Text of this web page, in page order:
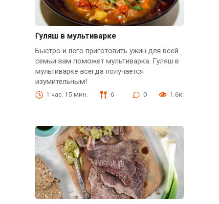
Гуляш в мультиварке
Быстро и лего приготовить ужин для всей
семьи вам поможет мультиварка. Гуляш в
мультиварке всегда получается
изумительным!
1 час. 15 мин. 6 0 1.6к.